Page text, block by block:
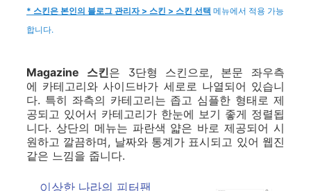
* 스킨은 본인의 블로그 관리자 > 스킨 > 스킨 선택 메뉴에서 적용 가능
합니다.
Magazine 스킨은 3단형 스킨으로, 본문 좌우측
에 카테고리와 사이드바가 세로로 나열되어 있습니
다. 특히 좌측의 카테고리는 좁고 심플한 형태로 제
공되고 있어서 카테고리가 한눈에 보기 좋게 정렬됩
니다. 상단의 메뉴는 파란색 얇은 바로 제공되어 시
원하고 깔끔하며, 날짜와 통계가 표시되고 있어 웹진
같은 느낌을 줍니다.